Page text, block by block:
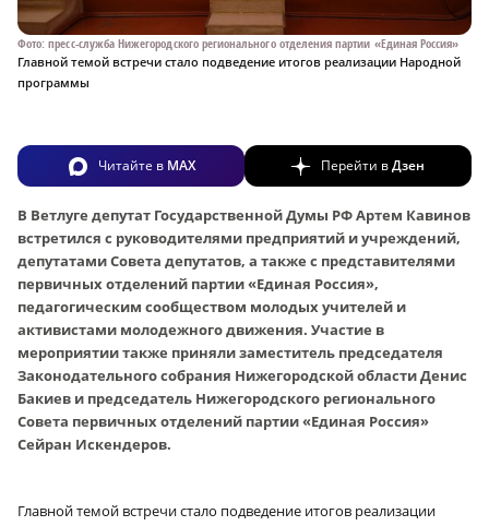
Фото: пресс-служба Нижегородского регионального отделения партии «Единая Россия»
Главной темой встречи стало подведение итогов реализации Народной
программы
Читайте в MAX Перейти вДзен
В Ветлуге депутат Государственной Думы РФ Артем Кавинов
встретился с руководителями предприятий и учреждений,
депутатами Совета депутатов, а также с представителями
первичных отделений партии «Единая Россия»,
педагогическим сообществом молодых учителей и
активистами молодежного движения. Участие в
мероприятии также приняли заместитель председателя
Законодательного собрания Нижегородской области Денис
Бакиев и председатель Нижегородского регионального
Совета первичных отделений партии «Единая Россия»
Сейран Искендеров.
Главной темой встречи стало подведение итогов реализации